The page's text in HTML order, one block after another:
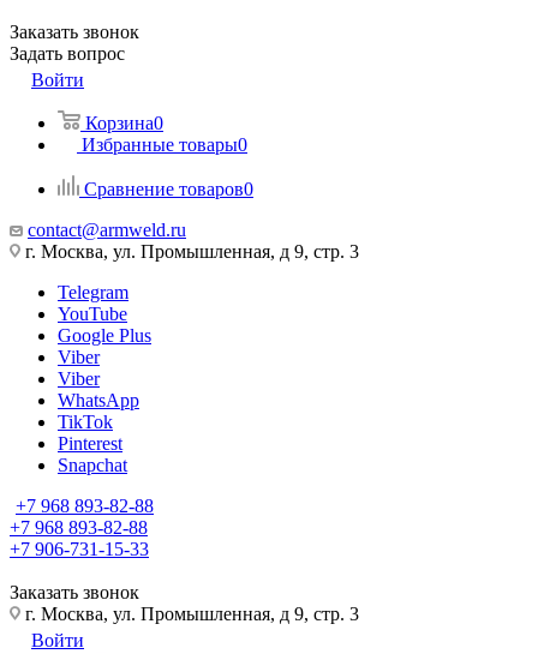
Заказать звонок
Задать вопрос
Войти
Корзина0
Избранные товары0
Сравнение товаров0
contact@armweld.ru
г. Москва, ул. Промышленная, д 9, стр. 3
Telegram
YouTube
Google Plus
Viber
Viber
WhatsApp
TikTok
Pinterest
Snapchat
+7 968 893-82-88
+7 968 893-82-88
+7 906-731-15-33
Заказать звонок
г. Москва, ул. Промышленная, д 9, стр. 3
Войти